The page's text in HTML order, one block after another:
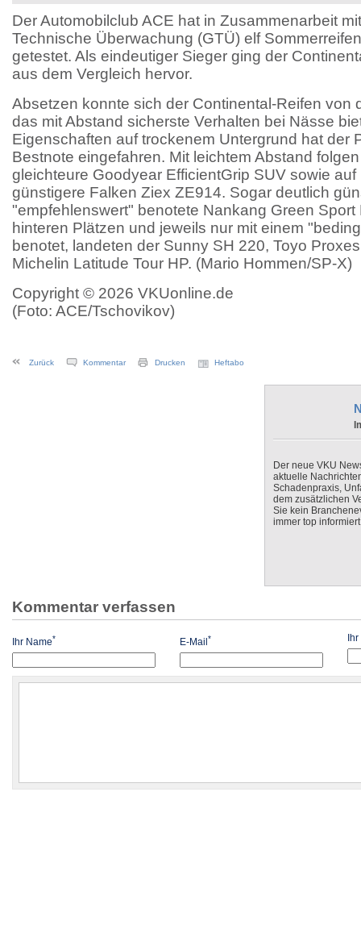
Der Automobilclub ACE hat in Zusammenarbeit
Technische Überwachung (GTÜ) elf
getestet. Als eindeutiger Sieger ging der
aus dem Vergleich hervor.
Absetzen konnte sich der Continental-Reifen von
das mit Abstand sicherste Verhalten bei Nässe
Eigenschaften auf trockenem Untergrund hat der
Bestnote eingefahren. Mit leichtem Abstand
gleichteure Goodyear EfficientGrip SUV sowie
günstigere Falken Ziex ZE914. Sogar deutlich
"empfehlenswert" benotete Nankang Green Sport
hinteren Plätzen und jeweils nur mit einem
benotet, landeten der Sunny SH 220, Toyo
Michelin Latitude Tour HP. (Mario Hommen/SP-X)
Copyright © 2026 VKUonline.de
(Foto: ACE/Tschovikov)
Zurück Kommentar Drucken Heftabo
Der neue VKU
aktuelle
Schadenpraxis,
dem zusätzlichen
Sie kein
immer top
Kommentar verfassen
Ihr Name* E-Mail* Ihr